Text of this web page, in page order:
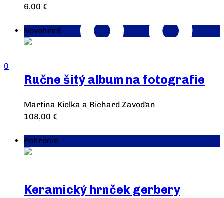
0
6,00 €
Novohrad
Ručne šitý album na fotografie
Martina Kielka a Richard Zavoďan
108,00 €
Pohronie
Keramický hrnček gerbery